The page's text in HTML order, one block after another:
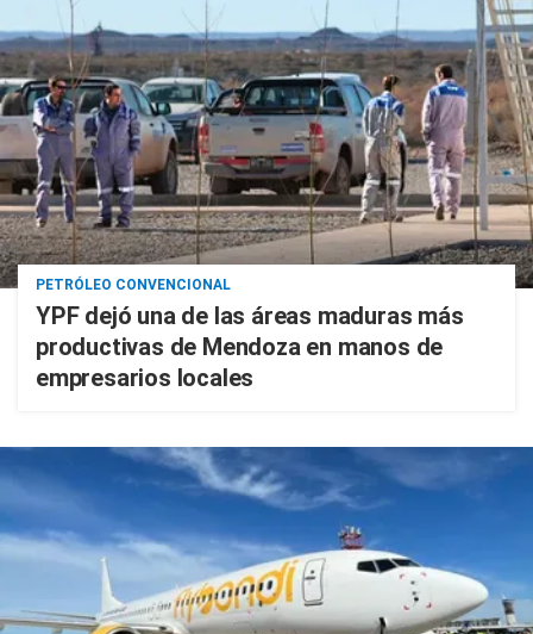
PETRÓLEO CONVENCIONAL
YPF dejó una de las áreas maduras más
productivas de Mendoza en manos de
empresarios locales